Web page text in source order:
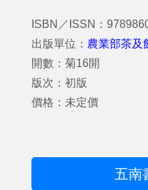
ISBN／ISSN：
出版單位： 農業部茶及
開數：菊16開
版次：初版
價格：未定價
五南